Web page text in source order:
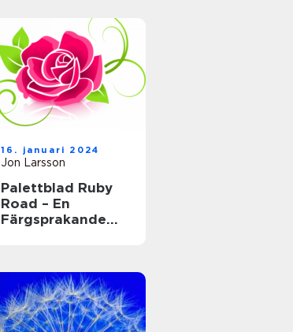
16. januari 2024
Jon Larsson
Palettblad Ruby
Road – En
Färgsprakande